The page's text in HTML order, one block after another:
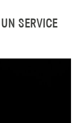
SERVICE